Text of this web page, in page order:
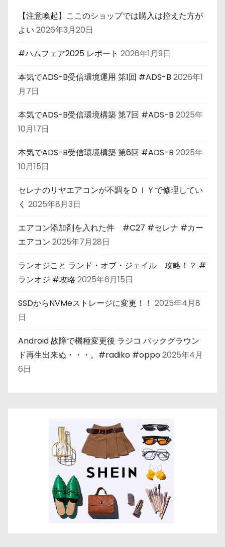
【注意喚起】ここのショップでは購入は控えた方が
よい 2026年3月20日
#ハムフェア2025 レポート 2026年1月9日
本気でADS-B受信環境運用 第1回 #ADS-B 2026年1
月7日
本気でADS-B受信環境構築 第7回 #ADS-B 2025年
10月17日
本気でADS-B受信環境構築 第6回 #ADS-B 2025年
10月15日
セレナのリヤエアコンが不調をＤＩＹで修理してい
く 2025年8月3日
エアコン添加剤を入れた件 #C27 #セレナ #カー
エアコン 2025年7月28日
ランオジこと ランド・オブ・ジェイル 攻略！？ #
ランオジ #攻略 2025年6月15日
SSDからNVMeストレージに変更！！ 2025年4月8
日
Android 故障で機種変更後 ラジコ バックグラウン
ド再生出来ぬ・・・。#radiko #oppo2025年4月
6日